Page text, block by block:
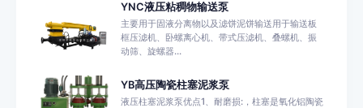
YNC液压粘稠物输送泵
主要用于固液分离物以及滤饼泥饼输送用于输送板
框压滤机、卧螺离心机、带式压滤机、叠螺机、振
动筛、旋螺器...
YB高压陶瓷柱塞泥浆泵
液压柱塞泥浆泵优点1、耐磨损:，柱塞是氧化铝陶瓷